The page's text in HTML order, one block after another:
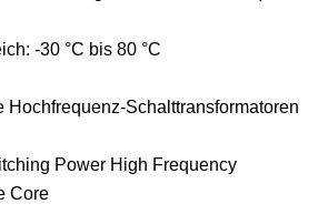
-30 °C bis 80 °C
Hochfrequenz-Schalttransformatoren